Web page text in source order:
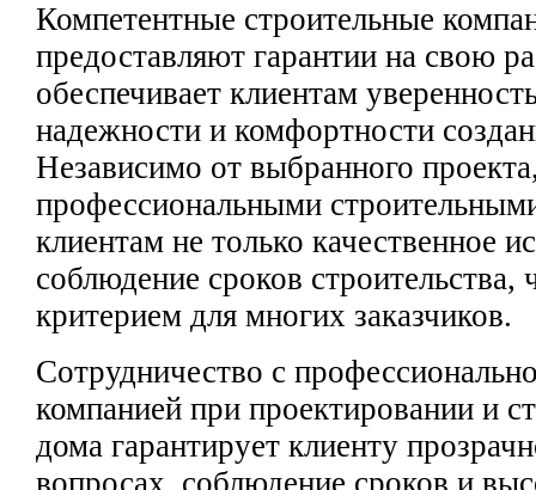
Компетентные строительные
предоставляют гарантии на свою
обеспечивает клиентам
надежности и комфортности
Независимо от выбранного
профессиональными
клиентам не только качественное
соблюдение сроков строительства,
критерием для многих заказчиков.
Сотрудничество с
компанией при проектировании и
дома гарантирует клиенту
вопросах, соблюдение сроков и